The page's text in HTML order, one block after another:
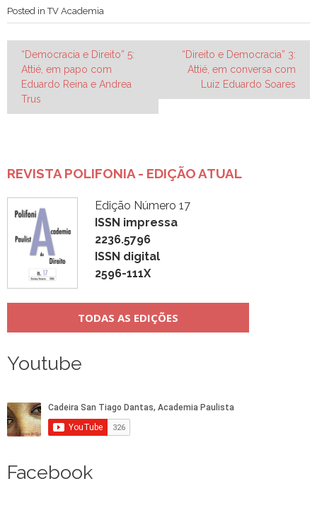
Posted inTV Academia
Navegação
de
Post
“Democracia e Direito” 5:
Attié, em papo com
Eduardo Reina e Andrea
Trus
“Direito e Democracia” 3:
Attié, em conversa com
Luiz Eduardo Soares
REVISTA POLIFONIA - EDIÇÃO ATUAL
Edição Número 17
ISSN impressa
2236.5796
ISSN digital
2596-111X
TODAS AS EDIÇÕES
Youtube
Facebook